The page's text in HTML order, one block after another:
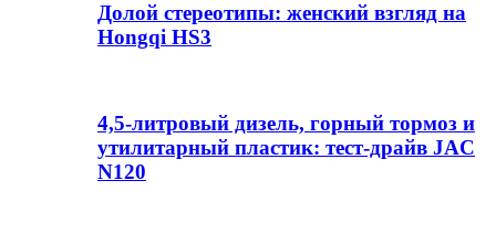
Долой стереотипы: женский взгляд на
Hongqi HS3
4,5-литровый дизель, горный тормоз и
утилитарный пластик: тест-драйв JAC
N120